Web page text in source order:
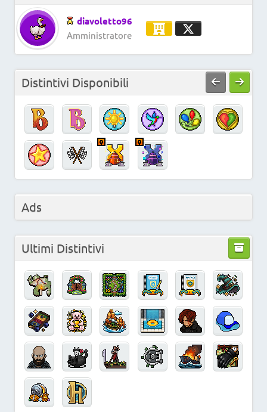
diavoletto96
Amministratore
Distintivi Disponibili
Ads
Ultimi Distintivi